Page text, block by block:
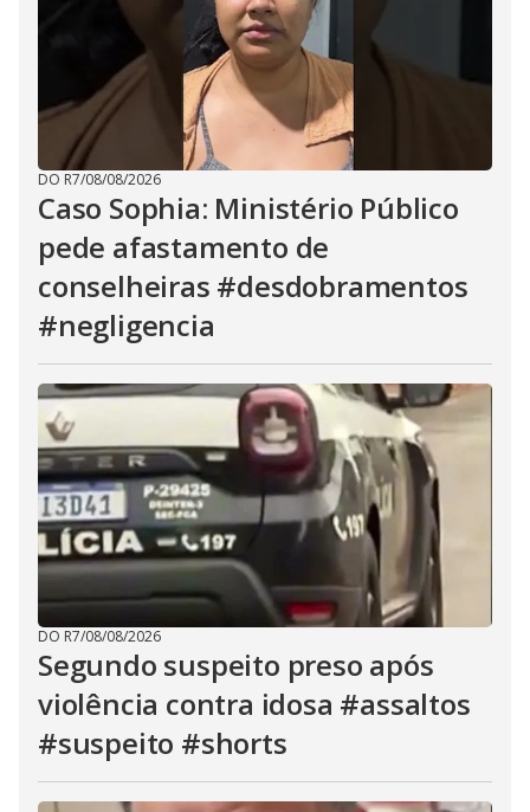
DO R7/08/08/2026
Caso Sophia: Ministério Público
pede afastamento de
conselheiras #desdobramentos
#negligencia
DO R7/08/08/2026
Segundo suspeito preso após
violência contra idosa #assaltos
#suspeito #shorts